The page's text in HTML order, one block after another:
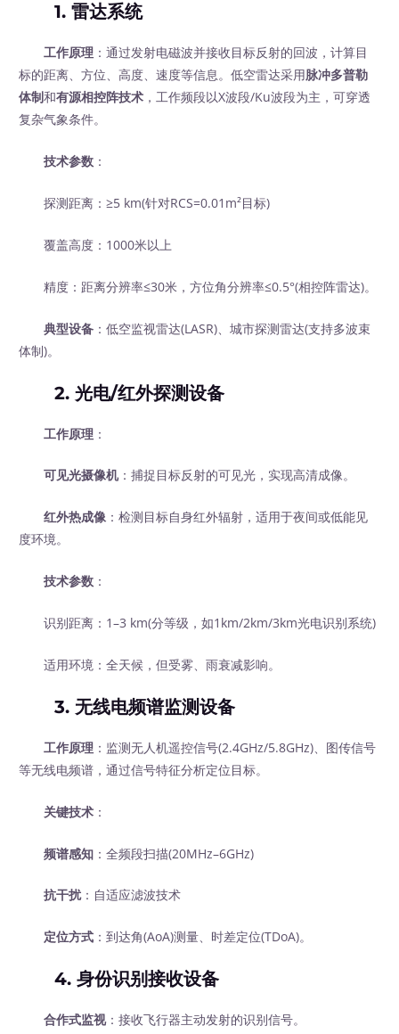
1. 雷达系统
工作原理 ：通过发射电磁波并接收目标反射的回波，计算目
标的距离、方位、高度、速度等信息。低空雷达采用脉冲多普勒
体制和有源相控阵技术 ，工作频段以X波段/Ku波段为主，可穿透
复杂气象条件。
技术参数 ：
探测距离：≥5 km(针对RCS=0.01m²目标)
覆盖高度：1000米以上
精度：距离分辨率≤30米，方位角分辨率≤0.5°(相控阵雷达)。
典型设备 ：低空监视雷达(LASR)、城市探测雷达(支持多波束
体制)。
2. 光电/红外探测设备
工作原理 ：
可见光摄像机：捕捉目标反射的可见光，实现高清成像。
红外热成像 ：检测目标自身红外辐射，适用于夜间或低能见
度环境。
技术参数 ：
识别距离：1–3 km(分等级，如1km/2km/3km光电识别系统)
适用环境：全天候，但受雾、雨衰减影响。
3. 无线电频谱监测设备
工作原理 ：监测无人机遥控信号(2.4GHz/5.8GHz)、图传信号
等无线电频谱，通过信号特征分析定位目标。
关键技术 ：
频谱感知 ：全频段扫描(20MHz–6GHz)
抗干扰：自适应滤波技术
定位方式 ：到达角(AoA)测量、时差定位(TDoA)。
4. 身份识别接收设备
合作式监视：接收飞行器主动发射的识别信号。